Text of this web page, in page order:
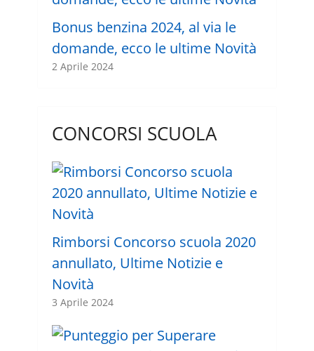
Bonus benzina 2024, al via le
domande, ecco le ultime Novità
2 Aprile 2024
CONCORSI SCUOLA
Rimborsi Concorso scuola 2020
annullato, Ultime Notizie e
Novità
3 Aprile 2024